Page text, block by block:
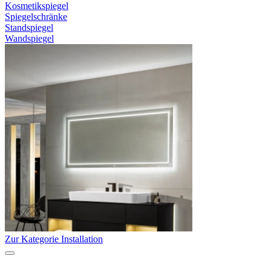
Kosmetikspiegel
Spiegelschränke
Standspiegel
Wandspiegel
Zur Kategorie Installation